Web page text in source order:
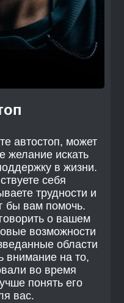
автостоп, может
желание искать
в жизни.
себя
трудности и
бы вам помочь.
о вашем
возможности
области
внимание на то,
во время
понять его
вас.